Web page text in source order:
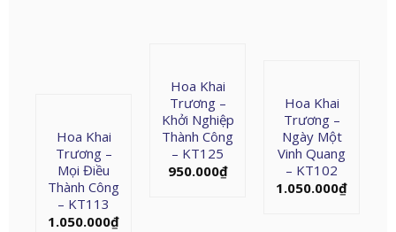
Hoa Khai
Trương –
Khởi Nghiệp
Thành Công
– KT125
950.000₫
Hoa Khai
Trương –
Ngày Một
Vinh Quang
– KT102
1.050.000₫
Hoa Khai
Trương –
Mọi Điều
Thành Công
– KT113
1.050.000₫